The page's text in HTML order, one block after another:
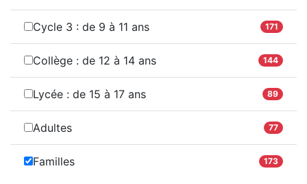
Cycle 3 : de 9 à 11 ans 171
Collège : de 12 à 14 ans 144
Lycée : de 15 à 17 ans 89
Adultes 77
Familles 173